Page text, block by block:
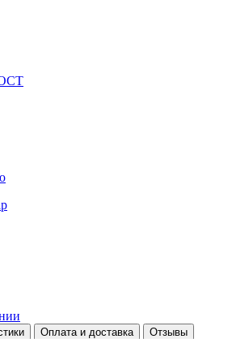
Оплата и доставка Отзывы